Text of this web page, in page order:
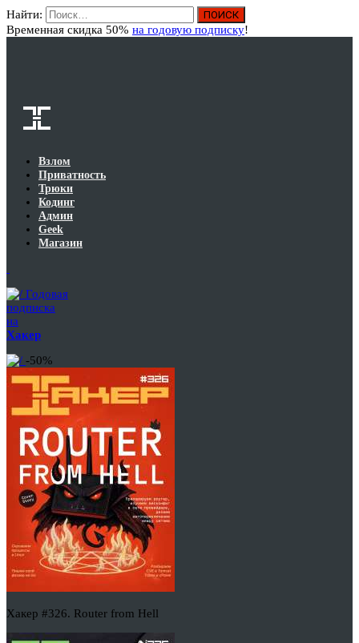
Найти:
Временная скидка 50% на годовую подписку!
Взлом
Приватность
Трюки
Кодинг
Админ
Geek
Магазин
Годовая
подписка
на
Хакер
-50%
Хакер #326. Router from Hell